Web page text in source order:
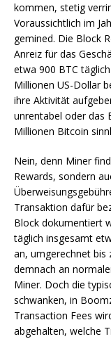
kommen, stetig
Voraussichtlich im
gemined. Die Block
Anreiz für das
etwa 900 BTC
Millionen US-Dollar
ihre Aktivität
unrentabel oder das
Millionen Bitcoin
Nein, denn Miner
Rewards, sondern
Transaktion dafür
Block dokumentiert
täglich insgesamt
an, umgerechnet bis
demnach an
Miner. Doch die
schwanken, in
Transaction Fees
abgehalten, welche